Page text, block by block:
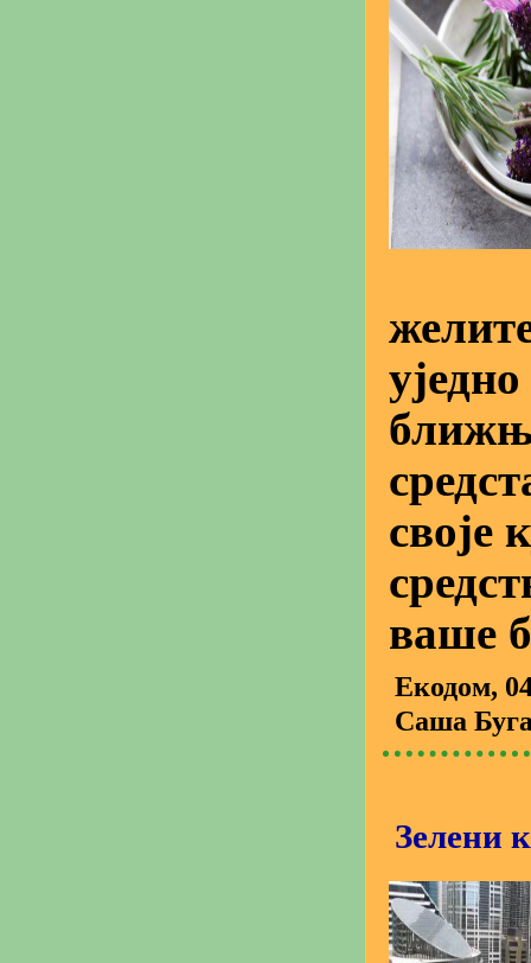
своје
ваше
Екодом,
Саша
Зелени